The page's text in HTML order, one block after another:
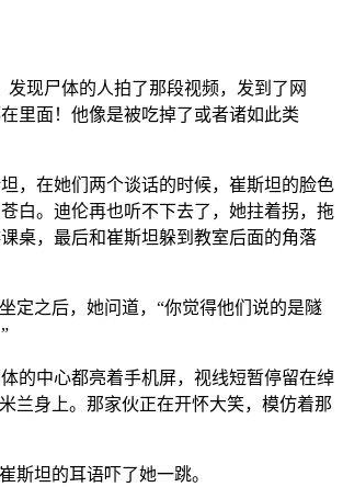
发现尸体的人拍了那段视频，发到了网
在里面！他像是被吃掉了或者诸如此类
，在她们两个谈话的时候，崔斯坦的脸色
白。迪伦再也听不下去了，她拄着拐，拖
桌，最后和崔斯坦躲到教室后面的角落
定之后，她问道，“你觉得他们说的是隧
的中心都亮着手机屏，视线短暂停留在绰
兰身上。那家伙正在开怀大笑，模仿着那
斯坦的耳语吓了她一跳。